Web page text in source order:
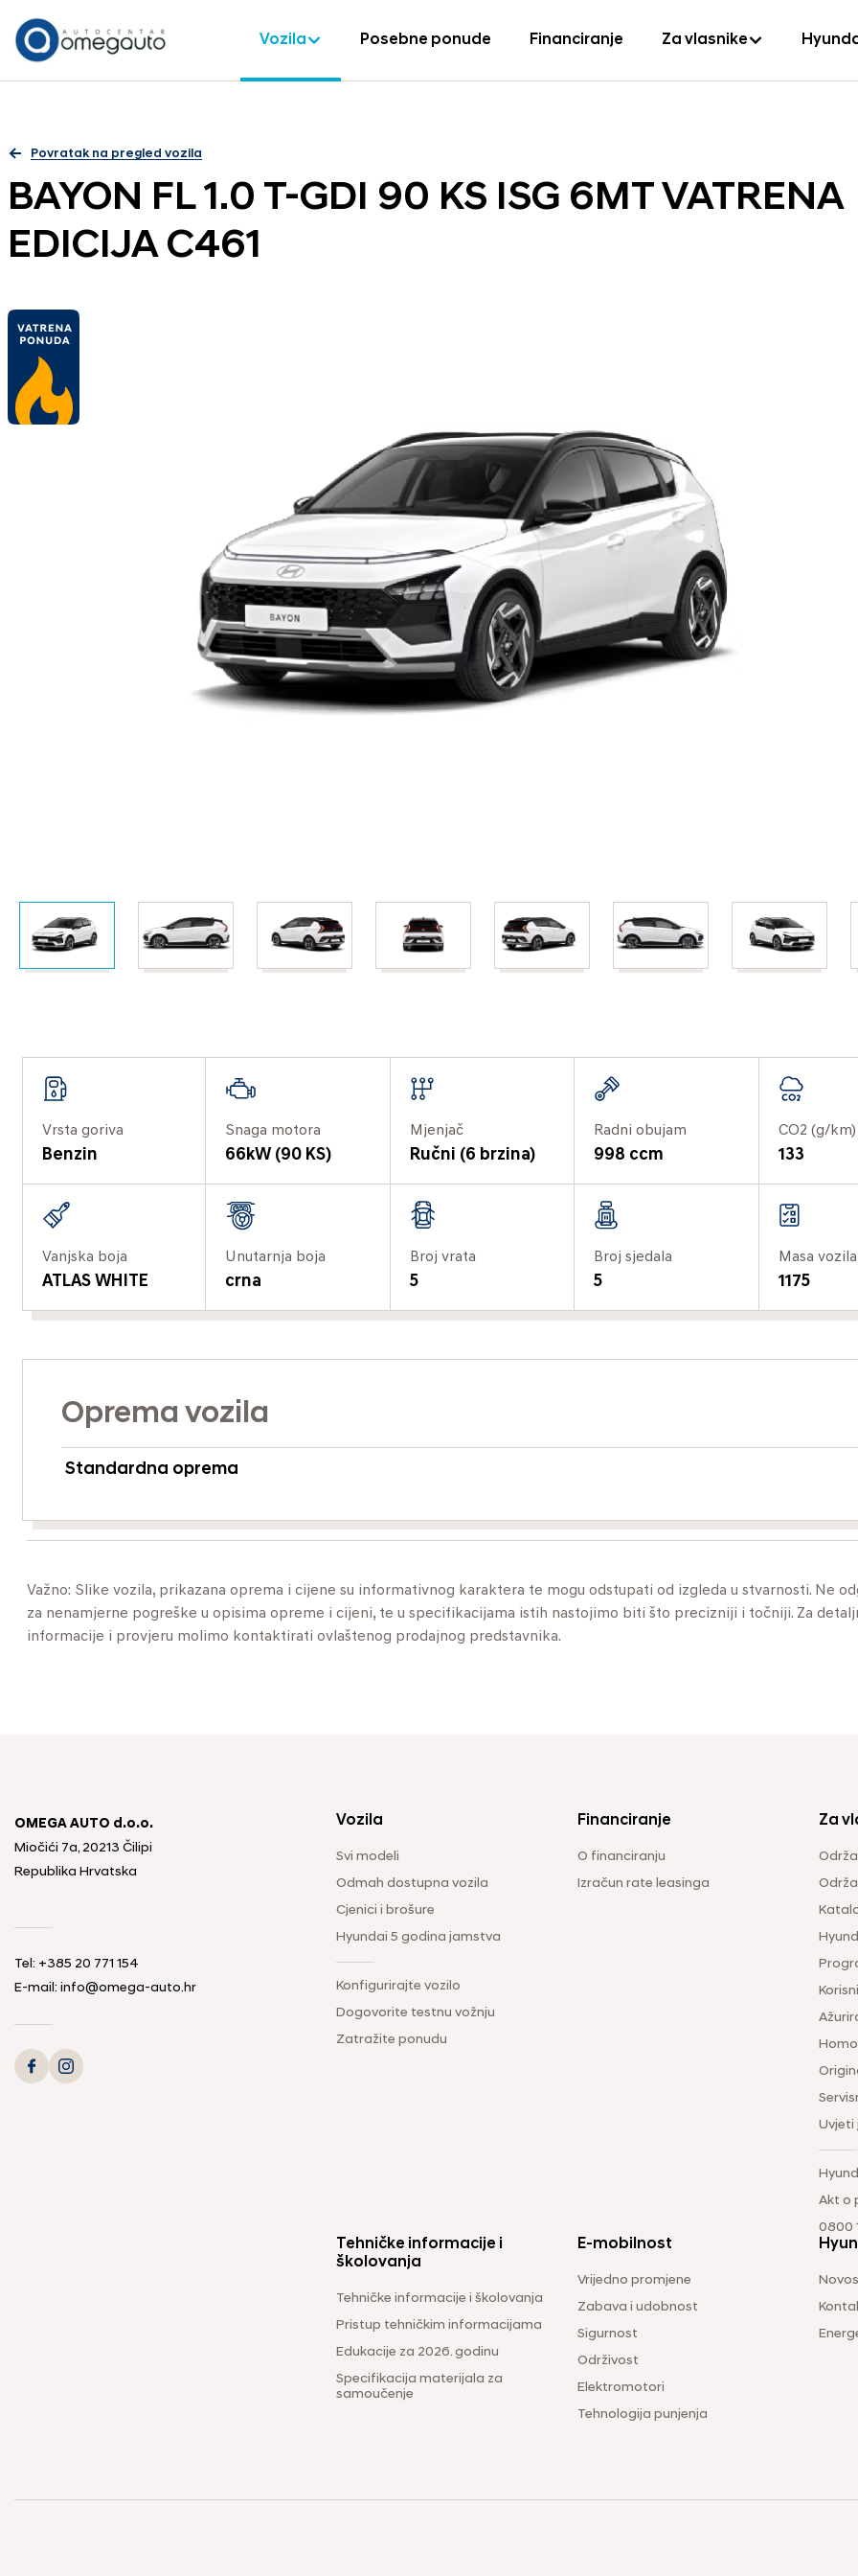
Vozila Posebne ponude Financiranje Za vlasnike
Povratak na pregled vozila
BAYON FL 1.0 T-GDI 90 KS ISG 6MT VATRENA
EDICIJA C461
Vrsta goriva
Benzin
Snaga motora
66kW (90 KS)
Mjenjač
Ručni (6 brzina)
Radni obujam
998 ccm
CO2 (g/km)
133
Vanjska boja
ATLAS WHITE
Unutarnja boja
crna
Broj vrata
5
Broj sjedala
5
Masa
1175
Oprema vozila
Standardna oprema
Važno: Slike vozila, prikazana oprema i cijene su informativnog karaktera te mogu odstupati od izgleda u stvarnosti. Ne
za nenamjerne pogreške u opisima opreme i cijeni, te u specifikacijama istih nastojimo biti što precizniji i točniji. Za
informacije i provjeru molimo kontaktirati ovlaštenog prodajnog predstavnika.
OMEGA AUTO d.o.o.
Miočići 7a, 20213 Čilipi
Republika Hrvatska
Tel: +385 20 771 154
E-mail: info@omega-auto.hr
Vozila
Svi modeli
Odmah dostupna vozila
Cjenici i brošure
Hyundai 5 godina jamstva
Konfigurirajte vozilo
Dogovorite testnu vožnju
Zatražite ponudu
Financiranje
O financiranju
Izračun rate leasinga
Za
Uvjeti
Akt o
0800
Tehničke informacije i
školovanja
Tehničke informacije i školovanja
Pristup tehničkim informacijama
Edukacije za 2026. godinu
Specifikacija materijala za
samoučenje
E-mobilnost
Vrijedno promjene
Zabava i udobnost
Sigurnost
Održivost
Elektromotori
Tehnologija punjenja